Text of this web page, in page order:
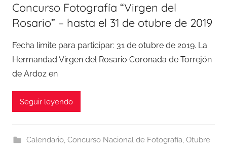
Concurso Fotografía “Virgen del
Rosario” – hasta el 31 de otubre de 2019
Fecha límite para participar: 31 de otubre de 2019. La
Hermandad Virgen del Rosario Coronada de Torrejón
de Ardoz en
Seguir leyendo
Calendario, Concurso Nacional de Fotografía, Otubre